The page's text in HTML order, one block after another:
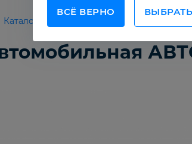
ВСЁ ВЕРНО
Каталог товаров